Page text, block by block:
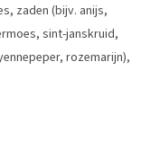
zaden (bijv. anijs,
sint-janskruid,
rozemarijn),